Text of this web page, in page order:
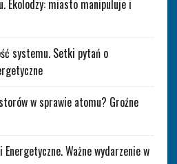
Ekolodzy: miasto manipuluje i
systemu. Setki pytań o
w sprawie atomu? Groźne
Energetyczne. Ważne wydarzenie w